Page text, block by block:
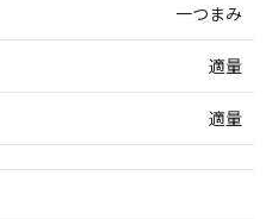
一つまみ
適量
適量